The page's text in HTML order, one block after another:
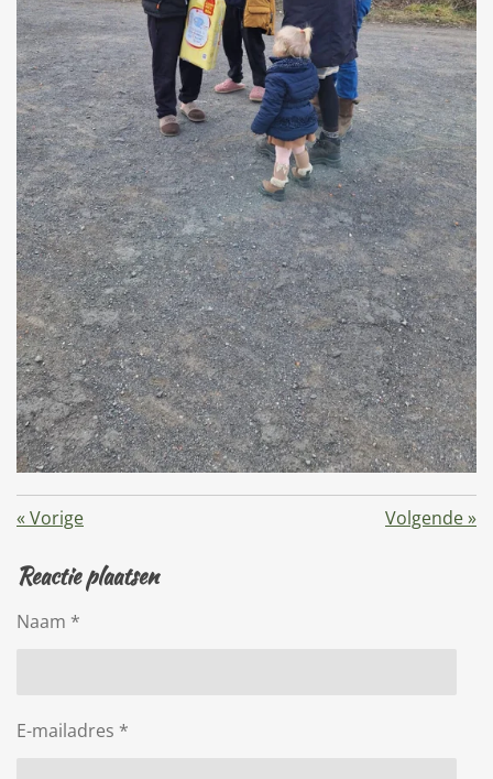
« Vorige Volgende»
Reactie plaatsen
Naam *
E-mailadres *